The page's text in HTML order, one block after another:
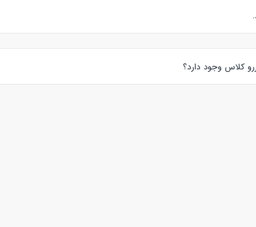
درنظر گرفته اما این بستر با هماهنگی زبان آموز و مدرس قابل
کلاس وجود دارد؟